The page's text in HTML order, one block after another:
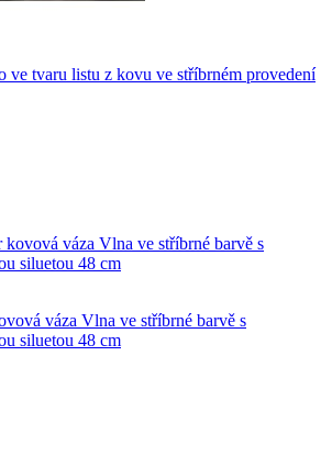
ve tvaru listu z kovu ve stříbrném provedení
váza Vlna ve stříbrné barvě s
siluetou 48 cm